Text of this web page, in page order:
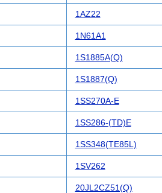
1AZ22
1N61A1
1S1885A(Q)
1S1887(Q)
1SS270A-E
1SS286-(TD)E
1SS348(TE85L)
1SV262
20JL2CZ51(Q)